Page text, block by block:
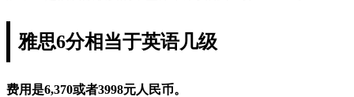
雅思6分相当于英语几级
费用是6,370或者3998元人民币。